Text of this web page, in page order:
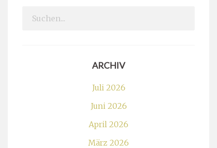
Search
ARCHIV
Juli 2026
Juni 2026
April 2026
März 2026